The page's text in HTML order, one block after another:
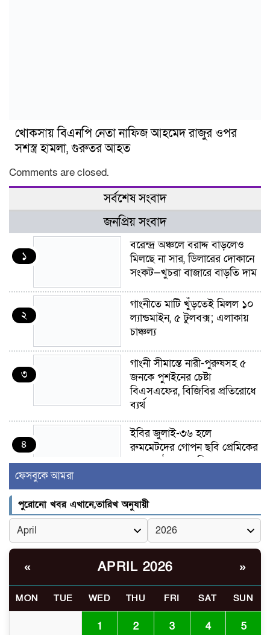
খোকসায় বিএনপি নেতা নাফিজ আহমেদ রাজুর ওপর
সশস্ত্র হামলা, গুরুতর আহত
Comments are closed.
সর্বশেষ সংবাদ
জনপ্রিয় সংবাদ
১
বরেন্দ্র অঞ্চলে বরাদ্দ বাড়লেও
মিলছে না সার, ডিলারের দোকানে
সংকট—খুচরা বাজারে বাড়তি দাম
২
গাংনীতে মাটি খুঁড়তেই মিলল ১০
ল্যান্ডমাইন, ৫ টুলবক্স; এলাকায়
চাঞ্চল্য
৩
গাংনী সীমান্তে নারী-পুরুষসহ ৫
জনকে পুশইনের চেষ্টা
বিএসএফের, বিজিবির প্রতিরোধে
ব্যর্থ
৪
ইবির জুলাই-৩৬ হলে
রুমমেটদের গোপন ছবি প্রেমিকের
কাছে পাঠানোর অভিযোগ, ক্ষোভ
৫
র‍্যাব বিলুপ্ত হয়ে এসআরবি,
থাকছে নাগরিক অভিযোগের নতুন
ব্যবস্থা
৬
খোকসায় বিএনপি নেতা নাফিজ
গুরুতর আহত
সাঈদীর ছবিতে জুতা
ফেসবুকে আমরা
পুরোনো খবর এখানে,তারিখ অনুযায়ী
« APRIL 2026 »
MON TUE WED THU FRI SAT SUN
1 2 3 4 5